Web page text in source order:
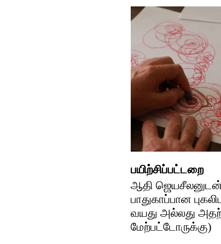
பயிற்சிப்பட்டறை
ஆதி
பாதுகாப்பான
வயது அல்லது
மேற்பட்டோருக்கு)